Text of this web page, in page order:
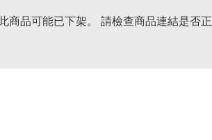
商品可能已下架。 請檢查商品連結是否正